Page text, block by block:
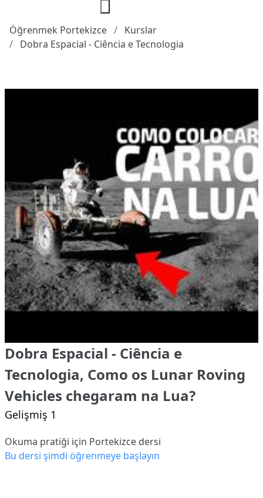
Öğrenmek Portekizce
Kurslar
Dobra Espacial - Ciência e Tecnologia
Dobra Espacial - Ciência e
Tecnologia, Como os Lunar Roving
Vehicles chegaram na Lua?
Gelişmiş 1
Okuma pratiği için Portekizce dersi
Bu dersi şimdi öğrenmeye başlayın